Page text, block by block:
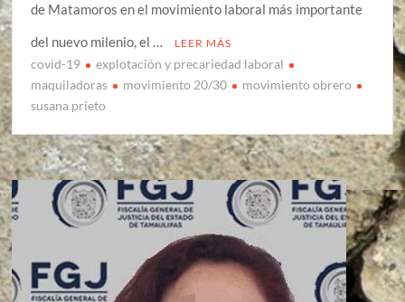
de Matamoros en el movimiento laboral más importante
del nuevo milenio, el …
LEER MÁS
covid-19
explotación y precariedad laboral
maquiladoras
movimiento 20/30
movimiento obrero
susana prieto